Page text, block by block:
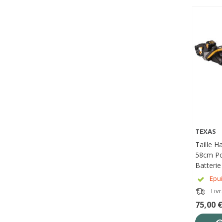
TEXAS
Taille
58cm
Batterie
Ni
75,00 €